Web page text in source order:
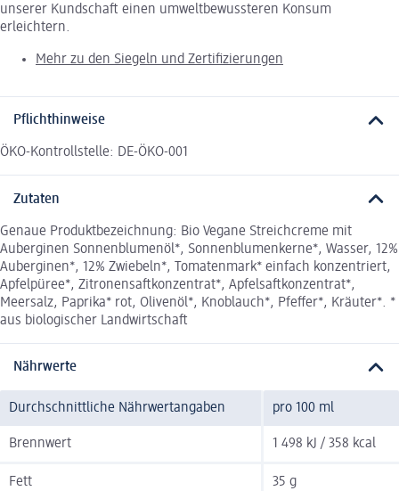
unserer Kundschaft einen umweltbewussteren Konsum
erleichtern.
Mehr zu den Siegeln und Zertifizierungen
Pflichthinweise
ÖKO-Kontrollstelle: DE-ÖKO-001
Zutaten
Genaue Produktbezeichnung: Bio Vegane Streichcreme mit
Auberginen Sonnenblumenöl*, Sonnenblumenkerne*, Wasser, 12%
Auberginen*, 12% Zwiebeln*, Tomatenmark* einfach konzentriert,
Apfelpüree*, Zitronensaftkonzentrat*, Apfelsaftkonzentrat*,
Meersalz, Paprika* rot, Olivenöl*, Knoblauch*, Pfeffer*, Kräuter*. *
aus biologischer Landwirtschaft
Nährwerte
Durchschnittliche Nährwertangaben pro 100 ml
Brennwert 1 498 kJ / 358 kcal
Fett 35 g